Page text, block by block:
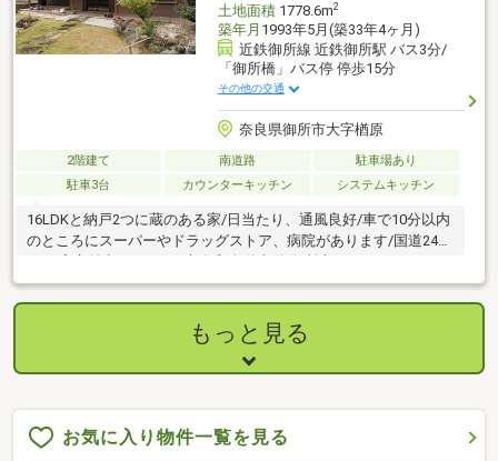
土地面積1778.6m2
築年月 1993年5月(築33年4ヶ月)
近鉄御所線 近鉄御所駅 バス3分/
「御所橋」バス停 停歩15分
その他の交通
奈良県御所市大字楢原
2階建て 南道路
駐車場あり
駐車3台
カウンターキッチン システムキッチン
16LDKと納戸2つに蔵のある家/日当たり、通風良好/車で10分以内
のところにスーパーやドラッグストア、病院があります/国道24号
もっと見る
お気に入り物件一覧を見る